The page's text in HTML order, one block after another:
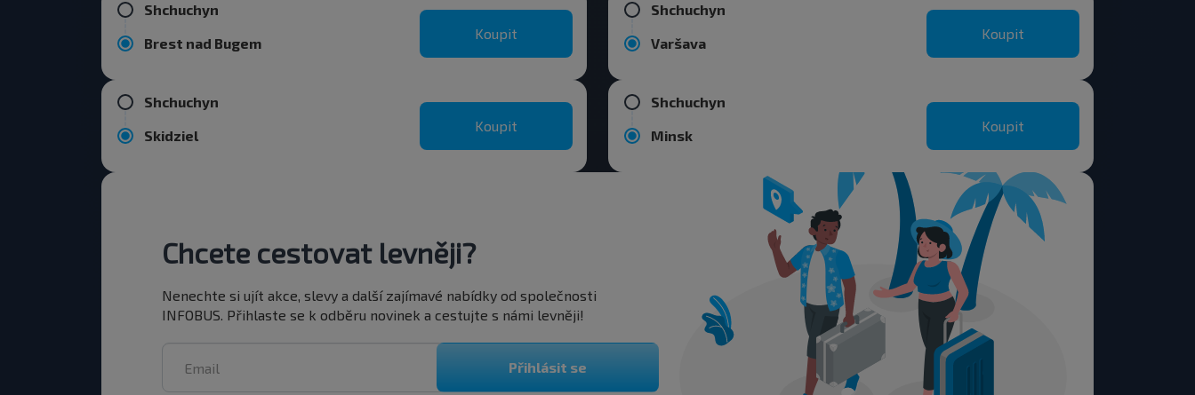
Shchuchyn
Brest nad Bugem
Koupit
Shchuchyn
Skidziel
Koupit
Shchuchyn
Varšava
Koupit
Shchuchyn
Minsk
Koupit
Chcete cestovat levněji?
Nenechte si ujít akce, slevy a další zajímavé nabídky od společnosti
INFOBUS. Přihlaste se k odběru novinek a cestujte s námi levněji!
Přihlásit se